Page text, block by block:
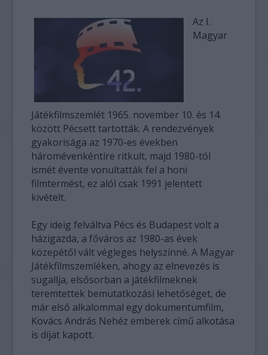
Az I.
Magyar
Játékfilmszemlét 1965. november 10. és 14.
között Pécsett tartották. A rendezvények
gyakorisága az 1970-es években
háromévenkéntire ritkult, majd 1980-tól
ismét évente vonultatták fel a honi
filmtermést, ez alól csak 1991 jelentett
kivételt.
Egy ideig felváltva Pécs és Budapest volt a
házigazda, a főváros az 1980-as évek
közepétől vált végleges helyszínné. A Magyar
Játékfilmszemléken, ahogy az elnevezés is
sugallja, elsősorban a játékfilmeknek
teremtettek bemutatkozási lehetőséget, de
már első alkalommal egy dokumentumfilm,
Kovács András Nehéz emberek című alkotása
is díjat kapott.